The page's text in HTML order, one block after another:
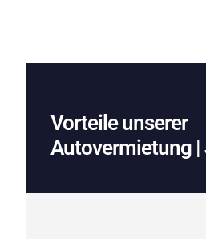
Vorteile unserer
Autovermietung |